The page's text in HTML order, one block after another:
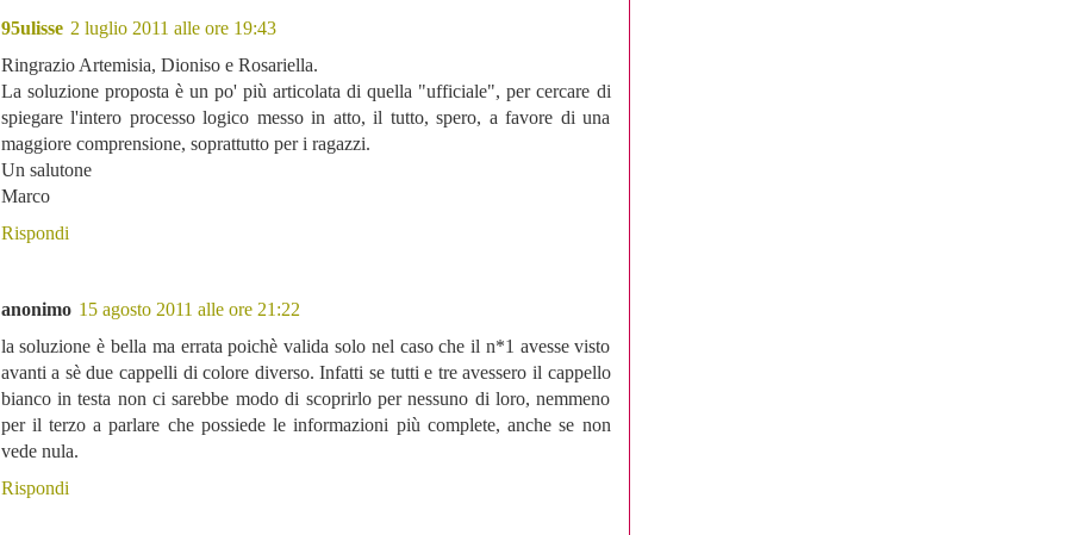
95ulisse 2 luglio 2011 alle ore 19:43
Ringrazio Artemisia, Dioniso e Rosariella.
La soluzione proposta è un po' più articolata di quella "ufficiale", per cercare di
spiegare l'intero processo logico messo in atto, il tutto, spero, a favore di una
maggiore comprensione, soprattutto per i ragazzi.
Un salutone
Marco
Rispondi
anonimo 15 agosto 2011 alle ore 21:22
la soluzione è bella ma errata poichè valida solo nel caso che il n*1 avesse visto
avanti a sè due cappelli di colore diverso. Infatti se tutti e tre avessero il cappello
bianco in testa non ci sarebbe modo di scoprirlo per nessuno di loro, nemmeno
per il terzo a parlare che possiede le informazioni più complete, anche se non
vede nula.
Rispondi